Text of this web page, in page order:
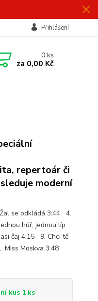
Přihlášení
0ks
za 0,00 Kč
repertoár či
moderní
se odkládá 3:44 4.
hůř, jednou líp
čaj 4:15 9. Chci tě
Moskva 3:48
kus 1 ks